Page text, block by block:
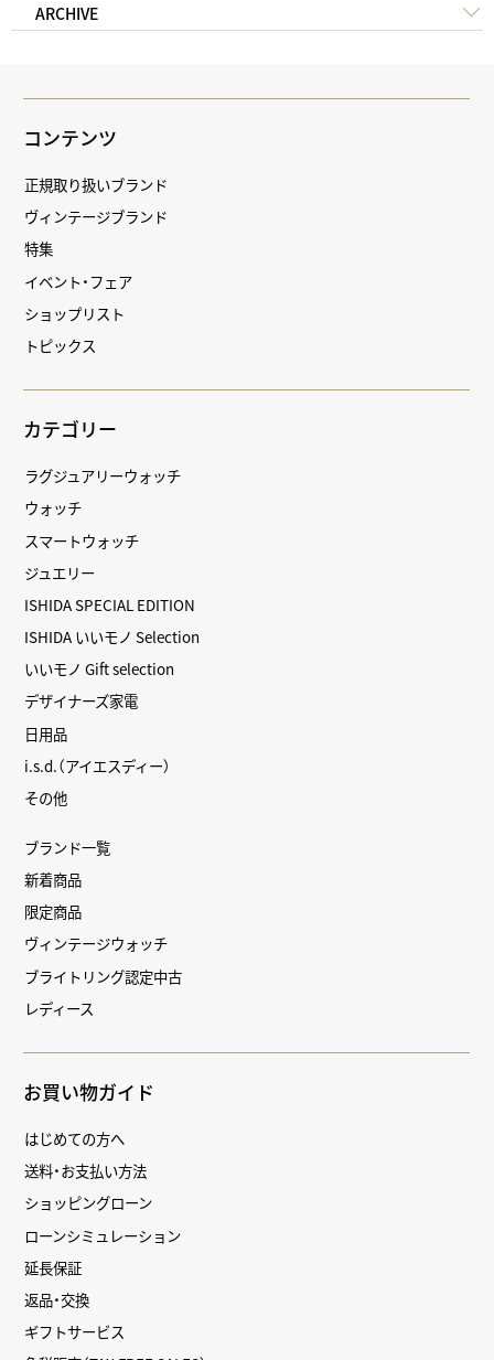
ARCHIVE
コンテンツ
正規取り扱いブランド
ヴィンテージブランド
特集
イベント・フェア
ショップリスト
トピックス
カテゴリー
ラグジュアリーウォッチ
ウォッチ
スマートウォッチ
ジュエリー
ISHIDA SPECIAL EDITION
ISHIDA いいモノ Selection
いいモノ Gift selection
デザイナーズ家電
日用品
i.s.d.（アイエスディー）
その他
ブランド一覧
新着商品
限定商品
ヴィンテージウォッチ
ブライトリング認定中古
レディース
お買い物ガイド
はじめての方へ
送料・お支払い方法
ショッピングローン
ローンシミュレーション
延長保証
返品・交換
ギフトサービス